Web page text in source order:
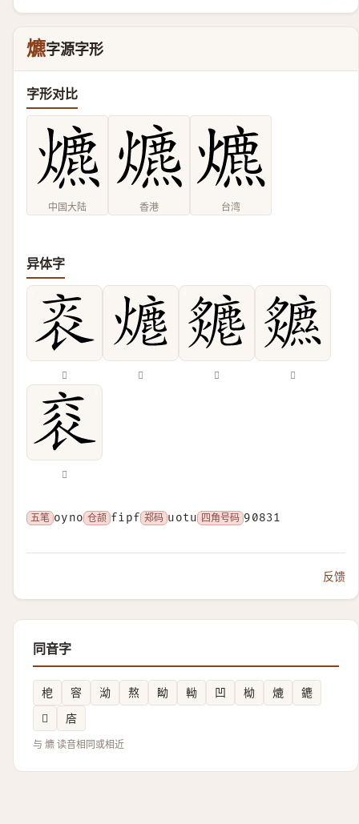
爊字源字形
字形对比
中国大陆 香港 台湾
异体字
𤇯 𤏶 𤒣 𤓏
𧘳
五笔 oyno 仓颉 fipf 郑码 uotu 四角号码 90831
反馈
同音字
梎 䆟 泑 熬 眑 軪 凹 柪 熝
䥝
𤏶
𢈈
与 爊 读音相同或相近